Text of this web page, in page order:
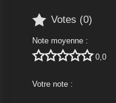
 Votes (0)
Note moyenne :
 0,0
Votre note :